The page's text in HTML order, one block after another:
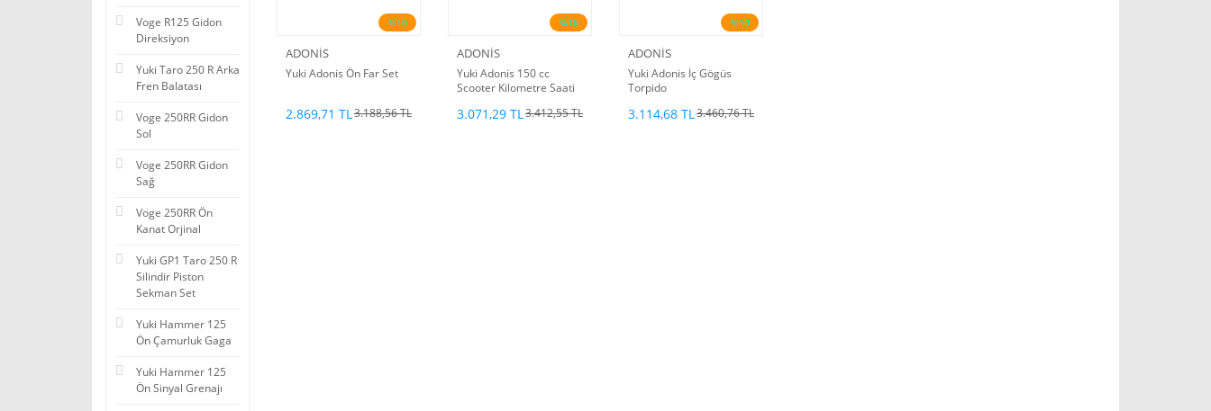
Voge R125 Gidon
Direksiyon
Yuki Taro 250 R Arka
Fren Balatası
Voge 250RR Gidon
Sol
Voge 250RR Gidon
Sağ
Voge 250RR Ön
Kanat Orjinal
Yuki GP1 Taro 250 R
Silindir Piston
Sekman Set
Yuki Hammer 125
Ön Çamurluk Gaga
Yuki Hammer 125
Ön Sinyal Grenajı
%10
ADONİS
Yuki Adonis Ön Far Set
2.869,71 TL 3.188,56 TL
%10
ADONİS
Yuki Adonis 150 cc
Scooter Kilometre Saati
3.071,29 TL 3.412,55 TL
%10
ADONİS
Yuki Adonis İç Gögüs
Torpido
3.114,68 TL 3.460,76 TL